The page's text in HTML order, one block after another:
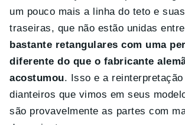
um pouco mais a linha do teto e
traseiras, que não estão unidas
bastante retangulares com uma
diferente do que o fabricante
acostumou. Isso e a
dianteiros que vimos em seus
são provavelmente as partes com